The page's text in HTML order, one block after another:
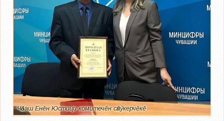
Чӑваш Енӗн Юстици комитечӗн сӑнӳкерчӗкӗ